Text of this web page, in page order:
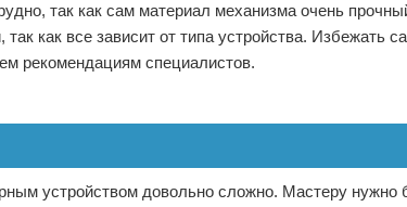
так как сам материал механизма очень
как все зависит от типа устройства. Избежать
рекомендациям специалистов.
устройством довольно сложно. Мастеру нужно